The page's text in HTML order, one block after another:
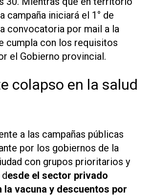
campaña iniciará el 1° de
convocatoria por mail a la
cumpla con los requisitos
el Gobierno provincial.
colapso en la salud
a las campañas públicas
por los gobiernos de la
con grupos prioritarios y
esde el sector privado
la vacuna y descuentos por